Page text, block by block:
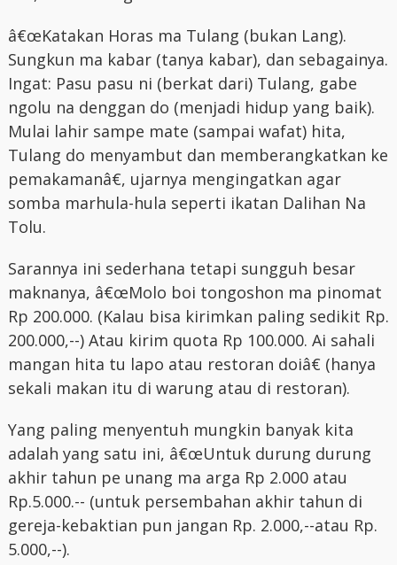
â€œKatakan Horas ma Tulang (bukan Lang).
Sungkun ma kabar (tanya kabar), dan sebagainya.
Ingat: Pasu pasu ni (berkat dari) Tulang, gabe
ngolu na denggan do (menjadi hidup yang baik).
Mulai lahir sampe mate (sampai wafat) hita,
Tulang do menyambut dan memberangkatkan ke
pemakamanâ€, ujarnya mengingatkan agar
somba marhula-hula seperti ikatan Dalihan Na
Tolu.
Sarannya ini sederhana tetapi sungguh besar
maknanya, â€œMolo boi tongoshon ma pinomat
Rp 200.000. (Kalau bisa kirimkan paling sedikit Rp.
200.000,--) Atau kirim quota Rp 100.000. Ai sahali
mangan hita tu lapo atau restoran doiâ€ (hanya
sekali makan itu di warung atau di restoran).
Yang paling menyentuh mungkin banyak kita
adalah yang satu ini, â€œUntuk durung durung
akhir tahun pe unang ma arga Rp 2.000 atau
Rp.5.000.-- (untuk persembahan akhir tahun di
gereja-kebaktian pun jangan Rp. 2.000,--atau Rp.
5.000,--).